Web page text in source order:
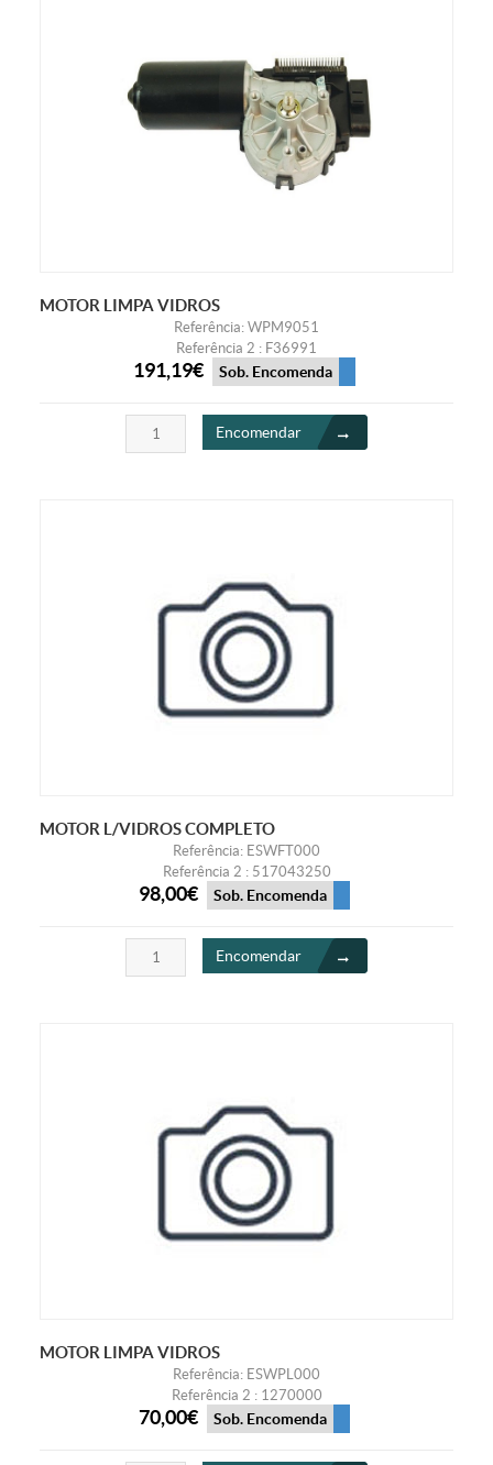
MOTOR LIMPA VIDROS
Referência: WPM9051
Referência 2 : F36991
191,19€ Sob. Encomenda
Encomendar
MOTOR L/VIDROS COMPLETO
Referência: ESWFT000
Referência 2 : 517043250
98,00€ Sob. Encomenda
Encomendar
MOTOR LIMPA VIDROS
Referência: ESWPL000
Referência 2 : 1270000
70,00€ Sob. Encomenda